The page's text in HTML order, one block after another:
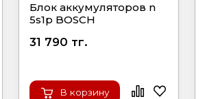
Блок аккумуляторов n
5s1p BOSCH
31 790 тг.
В корзину